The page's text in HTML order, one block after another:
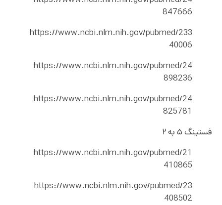
847666
https://www.ncbi.nlm.nih.gov/pubmed/233
40006
https://www.ncbi.nlm.nih.gov/pubmed/24
898236
https://www.ncbi.nlm.nih.gov/pubmed/24
825781
فستینگ ۵ به ۲
https://www.ncbi.nlm.nih.gov/pubmed/21
410865
https://www.ncbi.nlm.nih.gov/pubmed/23
408502